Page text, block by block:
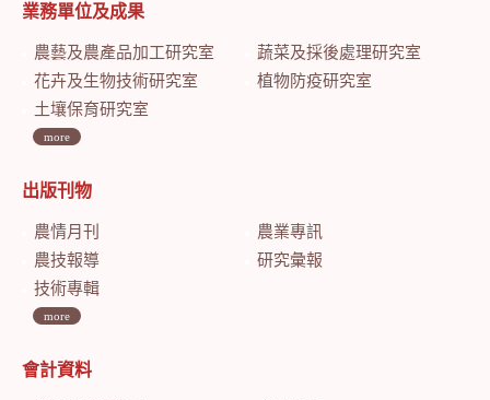
業務單位及成果
農藝及農產品加工研究室
蔬菜及採後處理研究室
花卉及生物技術研究室
植物防疫研究室
土壤保育研究室
more
出版刊物
農情月刊
農業專訊
農技報導
研究彙報
技術專輯
more
會計資料